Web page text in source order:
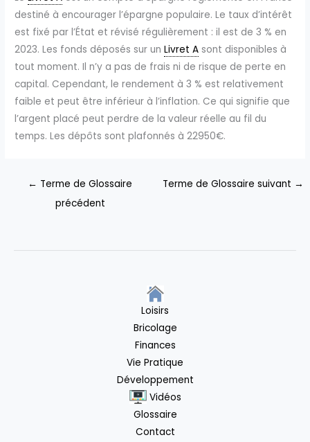
destiné à encourager l’épargne populaire. Le taux d’intérêt
est fixé par l’État et révisé régulièrement : il est de 3 % en
2023. Les fonds déposés sur unLivret A sont disponibles à
tout moment. Il n’y a pas de frais ni de risque de perte en
capital. Cependant, le rendement à 3 % est relativement
faible et peut être inférieur à l’inflation. Ce qui signifie que
l’argent placé peut perdre de la valeur réelle au fil du
temps. Les dépôts sont plafonnés à 22950€.
← Terme de Glossaire
précédent
Terme de Glossaire suivant →
Loisirs
Bricolage
Finances
Vie Pratique
Développement
Vidéos
Glossaire
Contact